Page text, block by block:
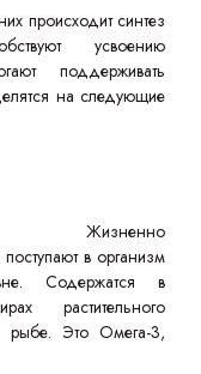
происходит синтез
усвоению
поддерживать
на следующие
Жизненно
в организм
Содержатся в
растительного
рыбе. Это Омега-3,